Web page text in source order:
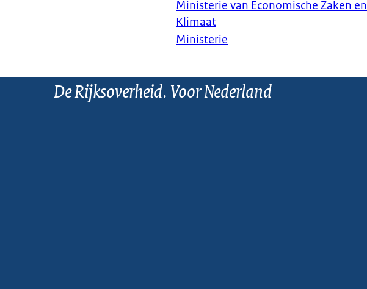
Ministerie van Economische Zaken en
Klimaat
Ministerie
De Rijksoverheid. Voor Nederland